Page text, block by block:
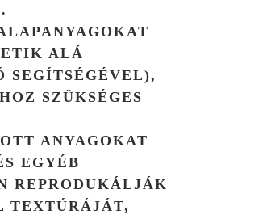
ALÁ
SEGÍTSÉGÉVEL),
SZÜKSÉGES
ANYAGOKAT
EGYÉB
REPRODUKÁLJÁK
TEXTÚRÁJÁT,